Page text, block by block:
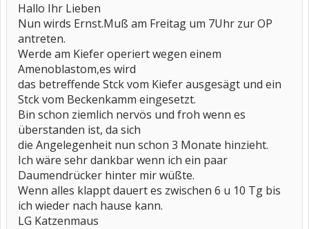
Hallo Ihr Lieben
Nun wirds Ernst.Muß am Freitag um 7Uhr zur OP
antreten.
Werde am Kiefer operiert wegen einem
Amenoblastom,es wird
das betreffende Stck vom Kiefer ausgesägt und ein
Stck vom Beckenkamm eingesetzt.
Bin schon ziemlich nervös und froh wenn es
überstanden ist, da sich
die Angelegenheit nun schon 3 Monate hinzieht.
Ich wäre sehr dankbar wenn ich ein paar
Daumendrücker hinter mir wüßte.
Wenn alles klappt dauert es zwischen 6 u 10 Tg bis
ich wieder nach hause kann.
LG Katzenmaus